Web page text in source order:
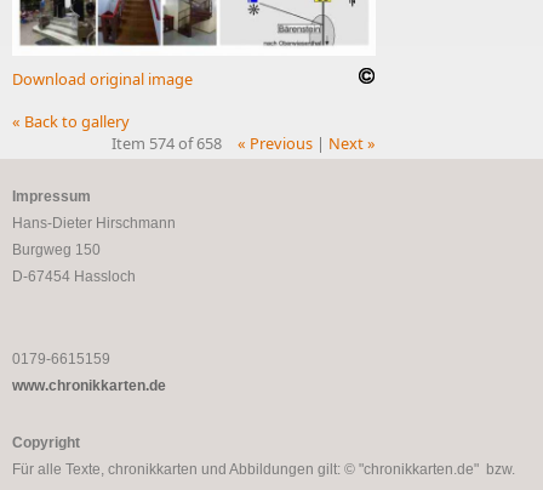
Download original image
« Back to gallery
Item 574 of 658
« Previous| Next »
Impressum
Hans-Dieter Hirschmann
Burgweg 150
D-67454 Hassloch
0179-6615159
www.chronikkarten.de
Copyright
Für alle Texte, chronikkarten und Abbildungen gilt: © "chronikkarten.de" bzw.